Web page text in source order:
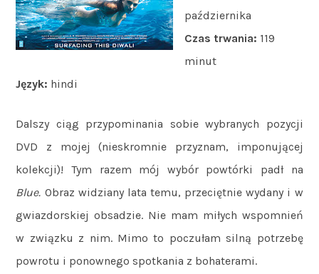
października
Czas trwania: 119
minut
Język: hindi
Dalszy ciąg przypominania sobie wybranych pozycji
DVD z mojej (nieskromnie przyznam, imponującej
kolekcji)! Tym razem mój wybór powtórki padł na
Blue. Obraz widziany lata temu, przeciętnie wydany i w
gwiazdorskiej obsadzie. Nie mam miłych wspomnień
w związku z nim. Mimo to poczułam silną potrzebę
powrotu i ponownego spotkania z bohaterami.